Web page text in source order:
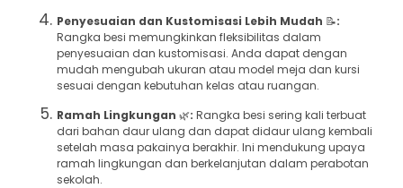
Penyesuaian dan Kustomisasi Lebih Mudah 📝:
Rangka besi memungkinkan fleksibilitas dalam
penyesuaian dan kustomisasi. Anda dapat dengan
mudah mengubah ukuran atau model meja dan kursi
sesuai dengan kebutuhan kelas atau ruangan.
Ramah Lingkungan 🌿: Rangka besi sering kali terbuat
dari bahan daur ulang dan dapat didaur ulang kembali
setelah masa pakainya berakhir. Ini mendukung upaya
ramah lingkungan dan berkelanjutan dalam perabotan
sekolah.